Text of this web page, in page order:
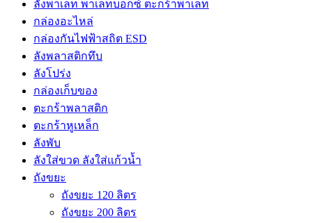
ลังพาเลท พาเลทบ็อกซ์ ตะกร้าพาเลท
กล่องอะไหล่
กล่องกันไฟฟ้าสถิต ESD
ลังพลาสติกทึบ
ลังโปร่ง
กล่องเก็บของ
ตะกร้าพลาสติก
ตะกร้าหูเหล็ก
ลังพับ
ลังใส่ขวด ลังใส่แก้วน้ำ
ถังขยะ
ถังขยะ 120 ลิตร
ถังขยะ 200 ลิตร